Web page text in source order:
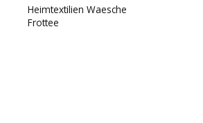
Heimtextilien Waesche
Frottee